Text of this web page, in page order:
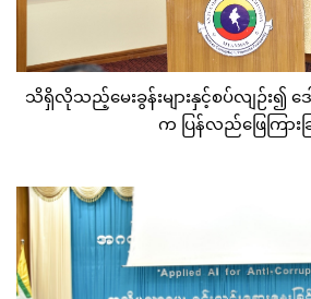
သိရှိလိုသည့်မေးခွန်းများနှင့်စပ်လျဉ်း၍
က ပြန်လည်ဖြေကြားခ